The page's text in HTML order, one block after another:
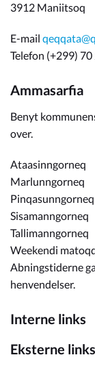
3912 Maniitsoq
E-mail
Telefon (+299) 70
Ammasarfia
Benyt
over.
Ataasinngorneq
Marlunngorneq
Pinqasunngorneq
Sisamanngorneq
Tallimanngorneq
Weekendi
Abningstiderne
henvendelser.
Interne links
Eksterne links